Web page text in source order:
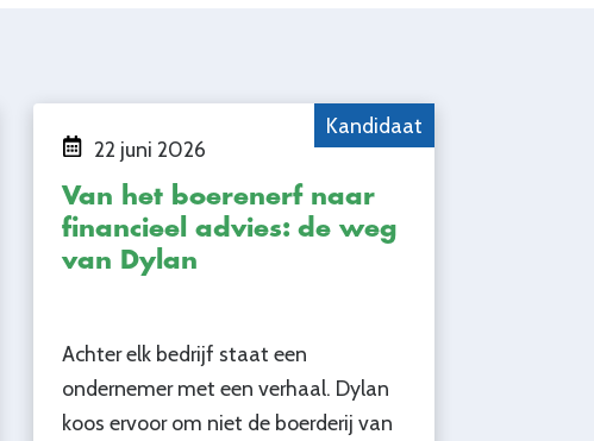
Kandidaat
22 juni 2026
Van het boerenerf naar
financieel advies: de weg
van Dylan
Achter elk bedrijf staat een
ondernemer met een verhaal. Dylan
koos ervoor om niet de boerderij van